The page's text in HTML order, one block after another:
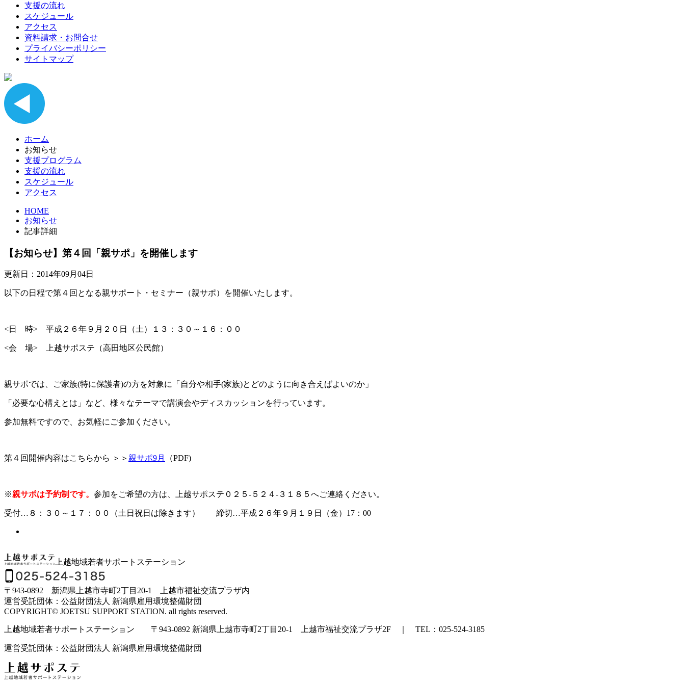
支援の流れ
スケジュール
アクセス
資料請求・お問合せ
プライバシーポリシー
サイトマップ
ホーム
お知らせ
支援プログラム
支援の流れ
スケジュール
アクセス
HOME
お知らせ
記事詳細
【お知らせ】第４回「親サポ」を開催します
更新日：2014年09月04日
以下の日程で第４回となる親サポート・セミナー（親サポ）を開催いたします。
<日 時> 平成２６年９月２０日（土）１３：３０～１６：００
<会 場> 上越サポステ（高田地区公民館）
親サポでは、ご家族(特に保護者)の方を対象に「自分や相手(家族)とどのように向き合えばよいのか」
「必要な心構えとは」など、様々なテーマで講演会やディスカッションを行っています。
参加無料ですので、お気軽にご参加ください。
第４回開催内容はこちらから ＞＞ 親サポ9月 （PDF)
※親サポは予約制です。 参加をご希望の方は、上越サポステ０２５-５２４-３１８５へご連絡ください。
受付…８：３０～１７：００（土日祝日は除きます） 締切…平成２６年９月１９日（金）17：00
上越地域若者サポートステーション
〒943-0892 新潟県上越市寺町2丁目20-1 上越市福祉交流プラザ内
運営受託団体：公益財団法人 新潟県雇用環境整備財団
COPYRIGHT© JOETSU SUPPORT STATION. all rights reserved.
上越地域若者サポートステーション 〒943-0892 新潟県上越市寺町2丁目20-1 上越市福祉交流プラザ2F ｜ TEL：025-524-3185
運営受託団体：公益財団法人 新潟県雇用環境整備財団